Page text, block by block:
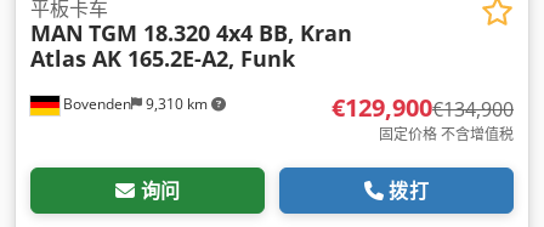
Bovenden 9,310 km
平板卡车
MAN TGM 18.320 4x4 BB, Kran
Atlas AK 165.2E-A2, Funk
€129,900€134,900
固定价格 不含增值税
询问 拨打